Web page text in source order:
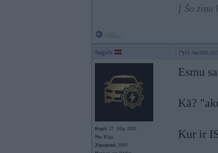
[ Šo ziņu
Angelz 01. Jan 2021,
Kopš: 17. May 2002
No: Rīga
Ziņojumi: 2893
Esmu
Kā?
Kur ir